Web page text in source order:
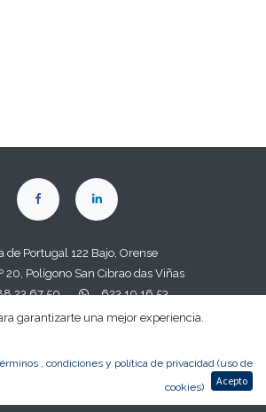
de Portugal 122 Bajo, Orense
20, Polígono San Cibrao das Viñas
23 6750
623 10 16 53
alfocasa@alfocasasl.c
garantizarte una mejor experiencia.
, condiciones y política de privacidad (uso de
cookies)
Acepto